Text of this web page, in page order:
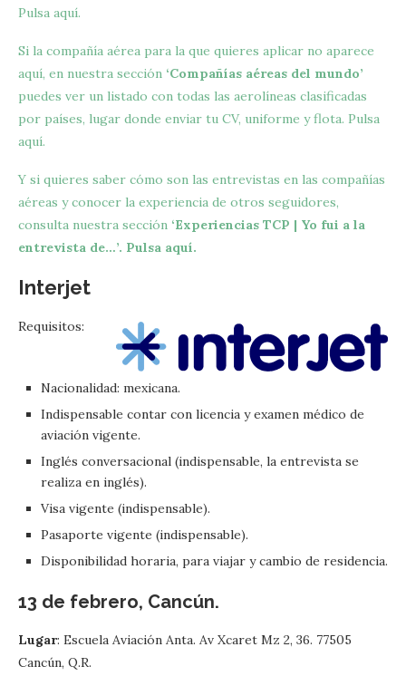
Pulsa aquí.
Si la compañía aérea para la que quieres aplicar no aparece
aquí, en nuestra sección ‘Compañías aéreas del mundo’
puedes ver un listado con todas las aerolíneas clasificadas
por países, lugar donde enviar tu CV, uniforme y flota. Pulsa
aquí.
Y si quieres saber cómo son las entrevistas en las compañías
aéreas y conocer la experiencia de otros seguidores,
consulta nuestra sección ‘Experiencias TCP | Yo fui a la
entrevista de…’. Pulsa aquí.
Interjet
Requisitos:
Nacionalidad: mexicana.
Indispensable contar con licencia y examen médico de
aviación vigente.
Inglés conversacional (indispensable, la entrevista se
realiza en inglés).
Visa vigente (indispensable).
Pasaporte vigente (indispensable).
Disponibilidad horaria, para viajar y cambio de residencia.
13 de febrero, Cancún.
Lugar: Escuela Aviación Anta. Av Xcaret Mz 2, 36. 77505
Cancún, Q.R.